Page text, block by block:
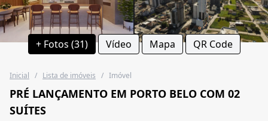
+ Fotos (31) Vídeo Mapa QR Code
Inicial / Lista de imóveis / Imóvel
PRÉ LANÇAMENTO EM PORTO BELO COM 02
SUÍTES